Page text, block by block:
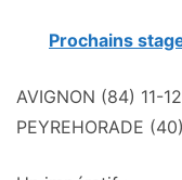
Prochains
AVIGNON (84) 11-
PEYREHORADE